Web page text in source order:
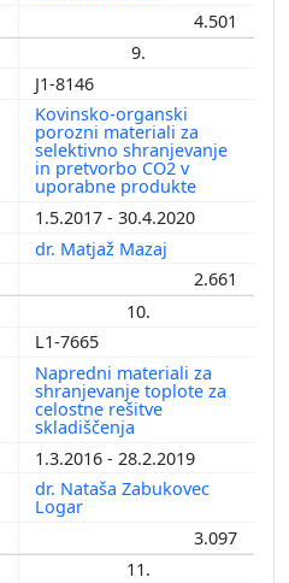
4.501
9.
J1-8146
Kovinsko-organski
porozni materiali za
selektivno shranjevanje
in pretvorbo CO2 v
uporabne produkte
1.5.2017 - 30.4.2020
dr. Matjaž Mazaj
2.661
10.
L1-7665
Napredni materiali za
shranjevanje toplote za
celostne rešitve
skladiščenja
1.3.2016 - 28.2.2019
dr. Nataša Zabukovec
Logar
3.097
11.